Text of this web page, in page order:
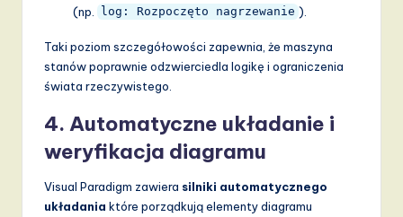
(np.
log: Rozpoczęto nagrzewanie ).
Taki poziom szczegółowości zapewnia, że maszyna
stanów poprawnie odzwierciedla logikę i ograniczenia
świata rzeczywistego.
4. Automatyczne układanie i
weryfikacja diagramu
Visual Paradigm zawiera silniki automatycznego
układania które porządkują elementy diagramu